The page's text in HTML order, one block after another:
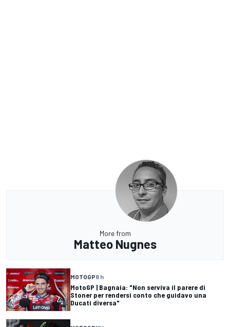
More from
Matteo Nugnes
MOTOGP8 h
MotoGP | Bagnaia: "Non serviva il parere di
Stoner per rendersi conto che guidavo una
Ducati diversa"